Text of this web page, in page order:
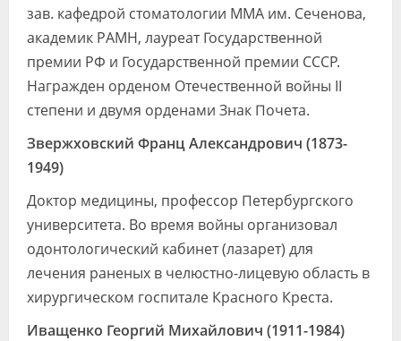
зав. кафедрой стоматологии МMA им. Сеченова,
академик РАМН, лауреат Государственной
премии РФ и Государственной премии СССР.
Награжден орденом Отечественной войны II
степени и двумя орденами Знак Почета.
Звержховский Франц Александрович (1873-
1949)
Доктор медицины, профессор Петербургского
университета. Во время войны организовал
одонтологический кабинет (лазарет) для
лечения раненых в челюстно-лицевую область в
хирургическом госпитале Красного Креста.
Иващенко Георгий Михайлович (1911-1984)